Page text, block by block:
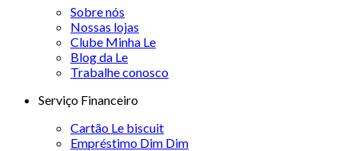
Sobre nós
Nossas lojas
Clube Minha Le
Blog da Le
Trabalhe conosco
Serviço Financeiro
Cartão Le biscuit
Empréstimo Dim Dim